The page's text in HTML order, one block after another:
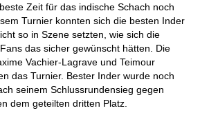
Zeit für das indische Schach noch
Turnier konnten sich die besten Inder
so in Szene setzten, wie sich die
das sicher gewünscht hätten. Die
Vachier-Lagrave und Teimour
das Turnier. Bester Inder wurde noch
seinem Schlussrundensieg gegen
dem geteilten dritten Platz.